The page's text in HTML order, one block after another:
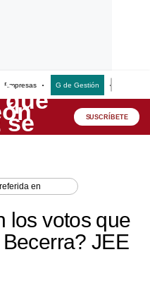
Empresas G de Gestión
SUSCRÍBETE
en
los votos que
JEE